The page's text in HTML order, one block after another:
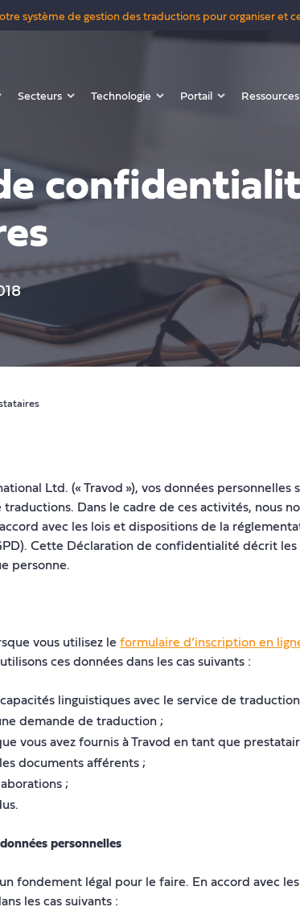
système de gestion des traductions pour organiser et
Secteurs Technologie Portail Ressources
Ltd. (« Travod »), vos données
Dans le cadre de ces activités, nous
avec les lois et dispositions de la
Cette Déclaration de confidentialité décrit
personne.
vous utilisez le formulaire d’inscription en
ces données dans les cas suivants :
linguistiques avec le service de
demande de traduction ;
vous avez fournis à Travod en tant que
documents afférents ;
;
personnelles
fondement légal pour le faire. En accord avec
les cas suivants :